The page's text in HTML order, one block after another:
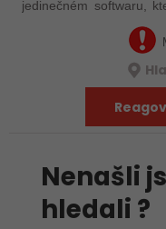
jedinečném softwaru,
Nenašli
hledali ?